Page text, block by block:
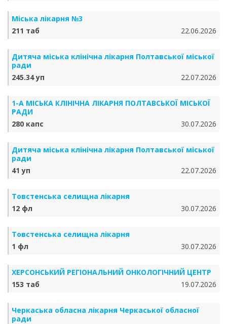
Міська лікарня №3
211 таб
22.06.2026
Дитяча міська клінічна лікарня Полтавської міської
ради
245.34 уп
22.07.2026
1-А МІСЬКА КЛІНІЧНА ЛІКАРНЯ ПОЛТАВСЬКОЇ МІСЬКОЇ
РАДИ
280 капс
30.07.2026
Дитяча міська клінічна лікарня Полтавської міської
ради
41 уп
22.07.2026
Товстенська селищна лікарня
12 фл
30.07.2026
Товстенська селищна лікарня
1 фл
30.07.2026
ХЕРСОНСЬКИЙ РЕГІОНАЛЬНИЙ ОНКОЛОГІЧНИЙ ЦЕНТР
153 таб
19.07.2026
Черкаська обласна лікарня Черкаської обласної
ради